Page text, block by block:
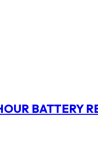
BATTERY